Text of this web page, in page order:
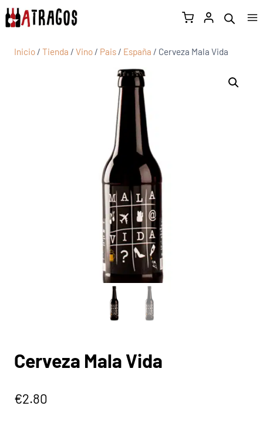
Inicio / Tienda / Vino / Pais / España / Cerveza Mala Vida
Cerveza Mala Vida
€2.80